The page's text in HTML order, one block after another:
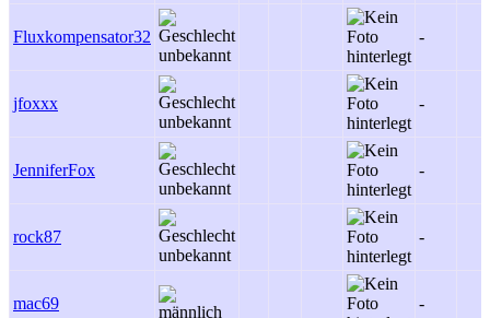
Fluxkompensator32 -
jfoxxx -
JenniferFox -
rock87 -
mac69 -